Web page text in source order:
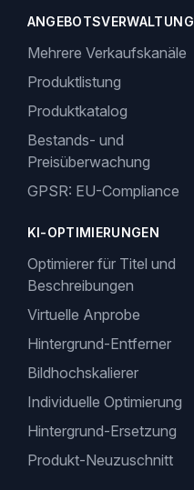
ANGEBOTSVERWALTUNG
Mehrere Verkaufskanäle
Produktlistung
Produktkatalog
Bestands- und
Preisüberwachung
GPSR: EU-Compliance
KI-OPTIMIERUNGEN
Optimierer für Titel und
Beschreibungen
Virtuelle Anprobe
Hintergrund-Entferner
Bildhochskalierer
Individuelle Optimierung
Hintergrund-Ersetzung
Produkt-Neuzuschnitt